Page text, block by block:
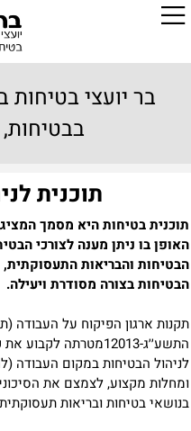
בר יועצי
תוכנית
תוכנית בטיחות היא מסמך
האופן בו ניתן מענה לצורכי
הבטיחות והבריאות
הבטיחות בצורה מסודרת ויעילה.
תקנות ארגון הפיקוח על העבודה
התשע׳׳ג-12013
מטרתה לקבוע את
לניהול הבטיחות במקום העבודה
ומחלות מקצוע, לצמצם את
בנושאי בטיחות ובריאות